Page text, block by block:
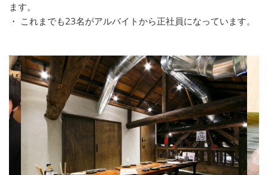
ます。
・ これまでも23名がアルバイトから正社員になっています。